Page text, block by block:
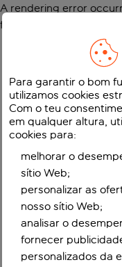
A rendering error
function
Para garantir o bom
utilizamos cookies
Com o teu
em qualquer altura,
cookies para:
melhorar o
sítio Web;
personalizar as
nosso sítio Web;
analisar o
fornecer
personalizados da